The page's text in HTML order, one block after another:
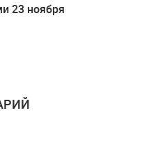
23 ноября